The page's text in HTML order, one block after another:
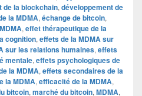
de la blockchain, développement de
la MDMA, échange de bitcoin,
, effet thérapeutique de la
cognition, effets de la MDMA sur
sur les relations humaines, effets
mentale, effets psychologiques de
la MDMA, effets secondaires de la
la MDMA, efficacité de la MDMA,
bitcoin, marché du bitcoin, MDMA,